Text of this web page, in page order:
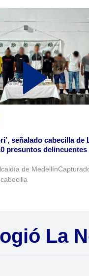
señalado cabecilla de
presuntos delincuentes
de
La